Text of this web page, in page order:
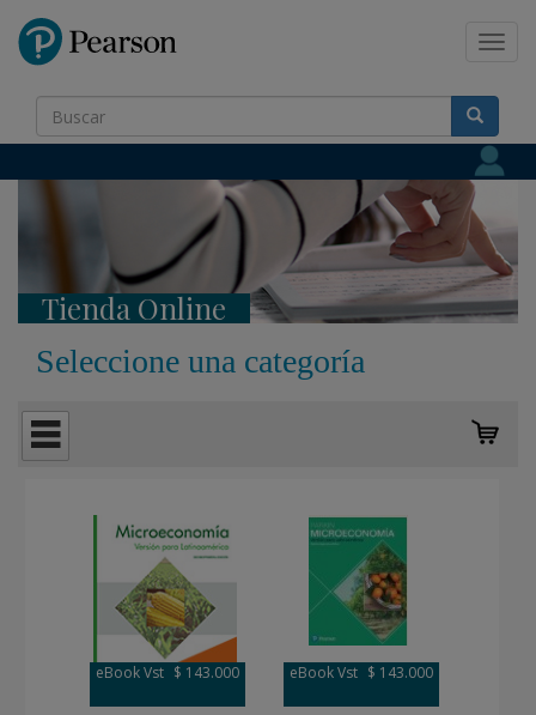
Tienda Online
Seleccione una categoría
eBook Vst $ 143.000 eBook Vst $ 143.000